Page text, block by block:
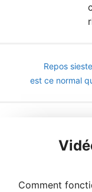
Repos
est ce normal
Comment